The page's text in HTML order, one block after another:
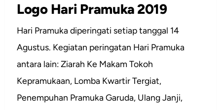
Logo Hari Pramuka 2019
Hari Pramuka diperingati setiap tanggal 14
Agustus. Kegiatan peringatan Hari Pramuka
antara lain: Ziarah Ke Makam Tokoh
Kepramukaan, Lomba Kwartir Tergiat,
Penempuhan Pramuka Garuda, Ulang Janji,